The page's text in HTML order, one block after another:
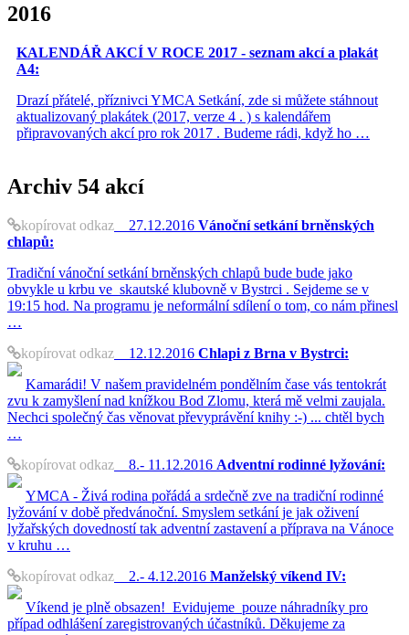
2016
KALENDÁŘ AKCÍ V ROCE 2017 - seznam akcí a plakát
A4:
Drazí přátelé, příznivci YMCA Setkání, zde si můžete stáhnout
aktualizovaný plakátek (2017, verze 4 . ) s kalendářem
připravovaných akcí pro rok 2017 . Budeme rádi, když ho …
Archiv 54 akcí
kopírovat odkaz 27.12.2016 Vánoční setkání brněnských
chlapů:
Tradiční vánoční setkání brněnských chlapů bude bude jako
obvykle u krbu ve skautské klubovně v Bystrci . Sejdeme se v
19:15 hod. Na programu je neformální sdílení o tom, co nám přinesl
…
kopírovat odkaz 12.12.2016 Chlapi z Brna v Bystrci:
Kamarádi! V našem pravidelném pondělním čase vás tentokrát
zvu k zamyšlení nad knížkou Bod Zlomu, která mě velmi zaujala.
Nechci společný čas věnovat převyprávění knihy :-) ... chtěl bych
…
kopírovat odkaz 8.- 11.12.2016 Adventní rodinné lyžování:
YMCA - Živá rodina pořádá a srdečně zve na tradiční rodinné
lyžování v době předvánoční. Smyslem setkání je jak oživení
lyžařských dovedností tak adventní zastavení a příprava na Vánoce
v kruhu …
kopírovat odkaz 2.- 4.12.2016 Manželský víkend IV:
Víkend je plně obsazen! Evidujeme pouze náhradníky pro
případ odhlášení zaregistrovaných účastníků. Děkujeme za